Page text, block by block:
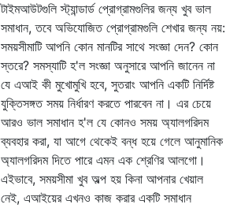
টাইমআউটগুলি স্ট্যান্ডার্ড প্রোগ্রামগুলির জন্য খুব ভাল
সমাধান, তবে অভিযোজিত প্রোগ্রামগুলি শেখার জন্য নয়:
সময়সীমাটি আপনি কোন মানটির সাথে সংজ্ঞা দেন? কোন
স্তরে? সমস্যাটি হ'ল সংজ্ঞা অনুসারে আপনি জানেন না
যে এআই কী মুখোমুখি হবে, সুতরাং আপনি একটি নির্দিষ্ট
যুক্তিসঙ্গত সময় নির্ধারণ করতে পারবেন না। এর চেয়ে
আরও ভাল সমাধান হ'ল যে কোনও সময় অ্যালগরিদম
ব্যবহার করা, যা আগে থেকেই বন্ধ হয়ে গেলে আনুমানিক
অ্যালগরিদম দিতে পারে এমন এক শ্রেণির আলগো।
এইভাবে, সময়সীমা খুব অল্প হয় কিনা আপনার খেয়াল
নেই, এআইয়ের এখনও কাজ করার একটি সমাধান